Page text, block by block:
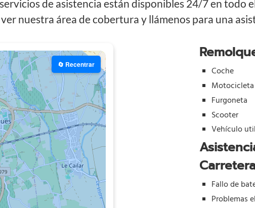
de asistencia están disponibles 24/7 en todo
nuestra área de cobertura y llámenos para una
🔄 Recentrar
Coche
Motocicleta
Furgoneta
Scooter
Vehículo
Fallo de
Problemas